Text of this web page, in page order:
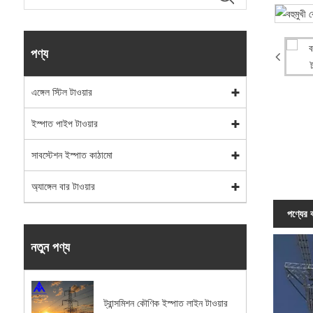
পণ্য
এঙ্গেল স্টিল টাওয়ার
ইস্পাত পাইপ টাওয়ার
সাবস্টেশন ইস্পাত কাঠামো
অ্যাঙ্গেল বার টাওয়ার
নতুন পণ্য
ট্রান্সমিশন কৌণিক ইস্পাত লাইন টাওয়ার
পণ্যের